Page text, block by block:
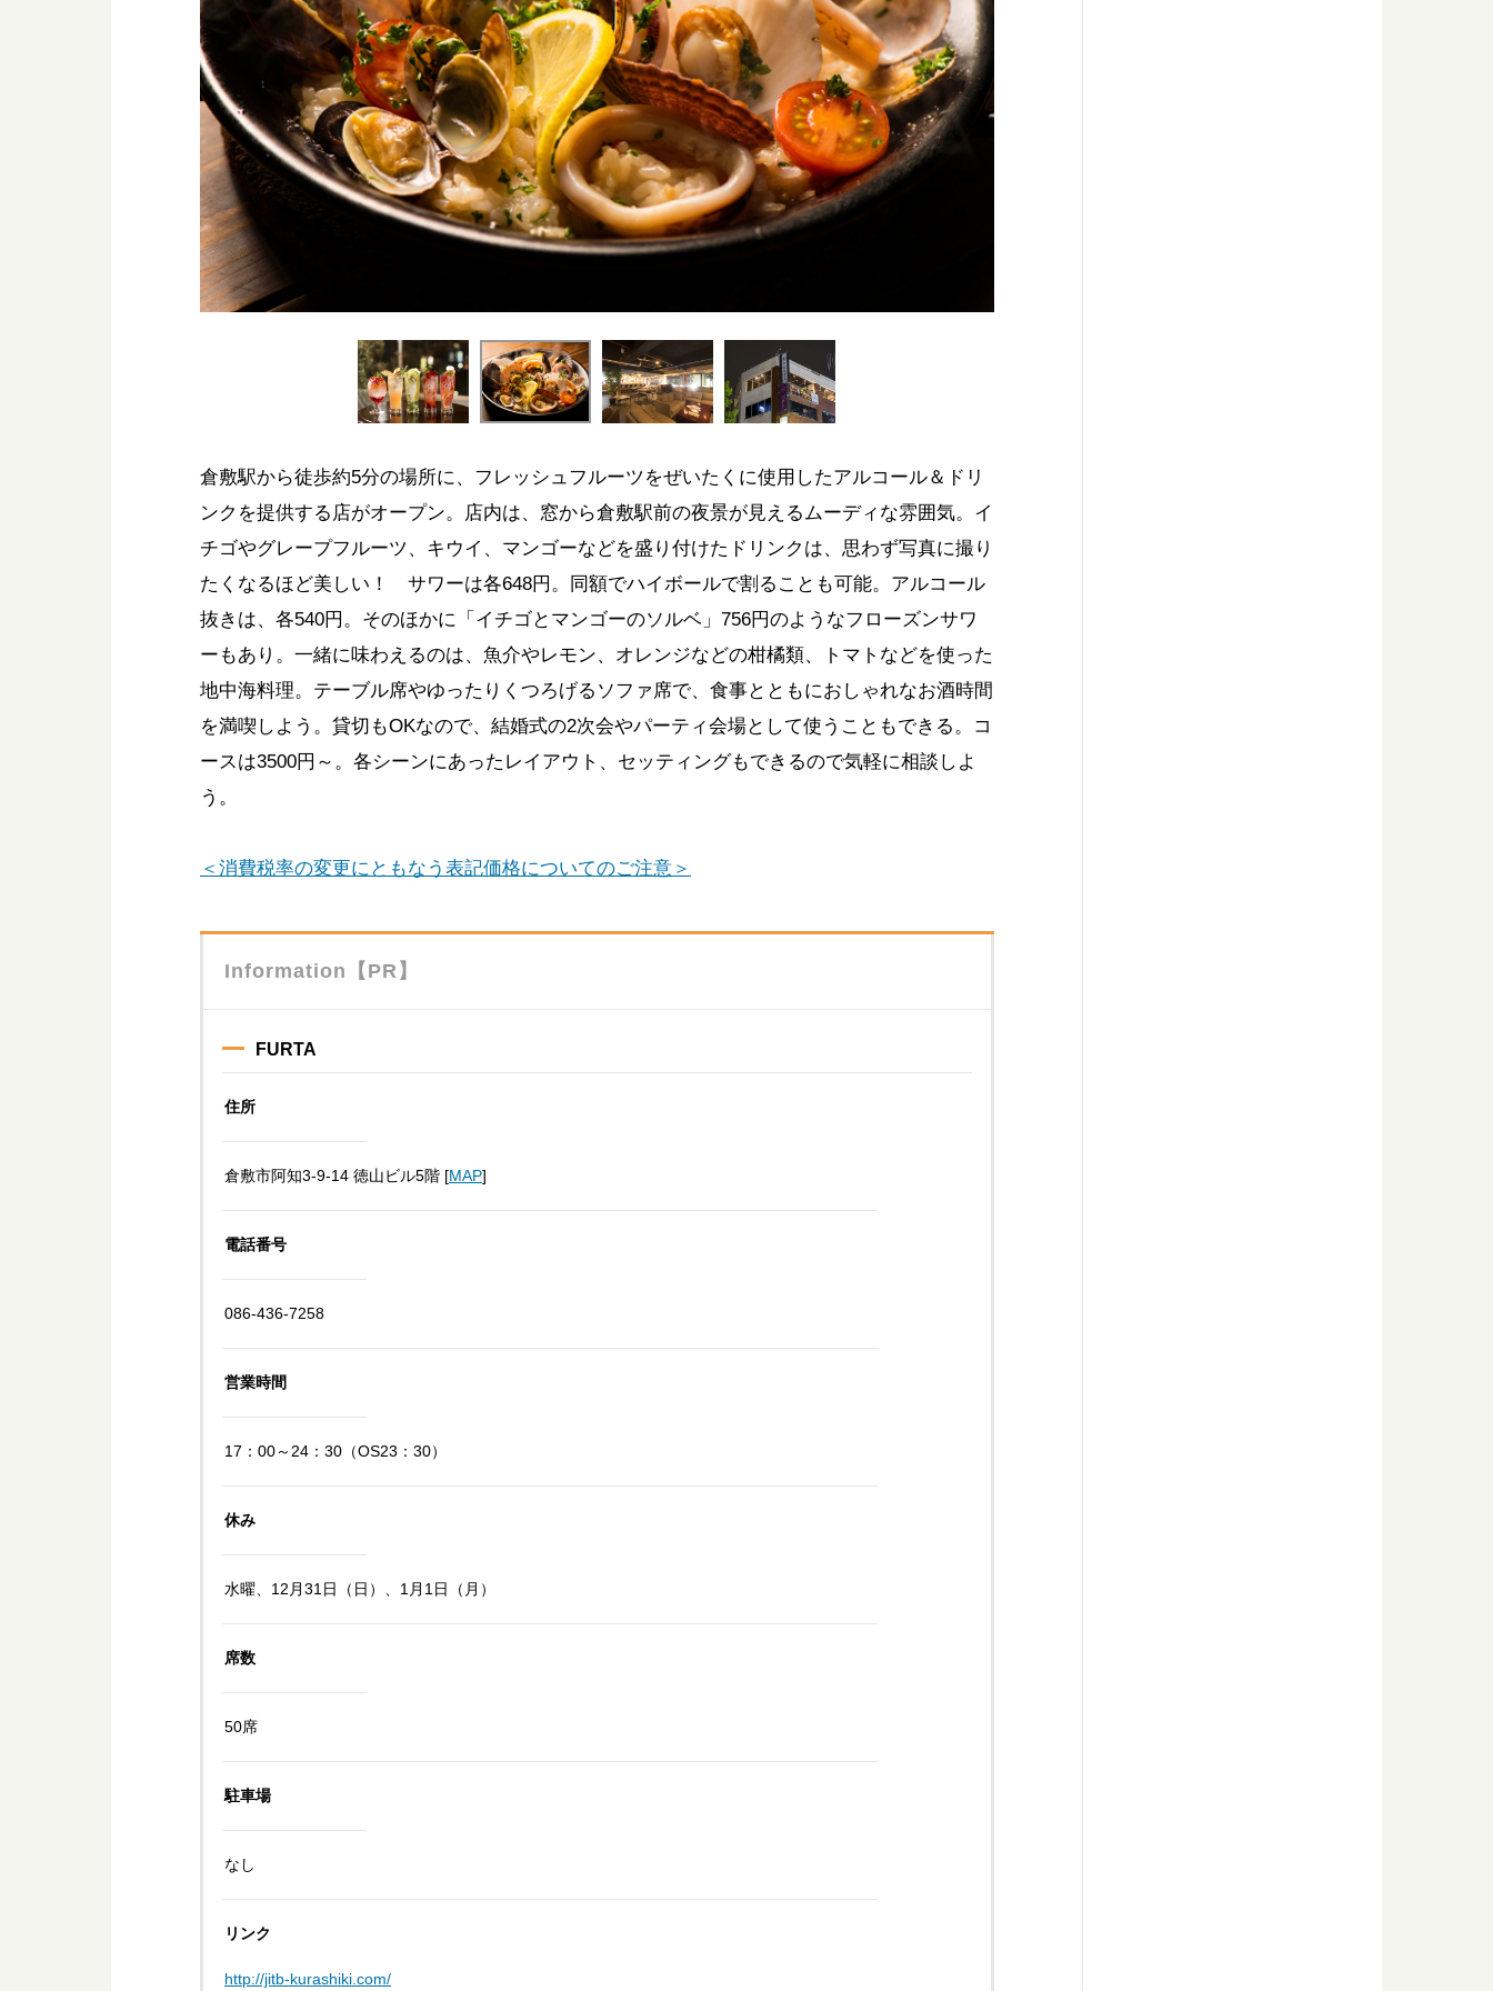
倉敷駅から徒歩約5分の場所に、フレッシュフルーツをぜいたくに使用したアルコール＆ドリ
ンクを提供する店がオープン。店内は、窓から倉敷駅前の夜景が見えるムーディな雰囲気。イ
チゴやグレープフルーツ、キウイ、マンゴーなどを盛り付けたドリンクは、思わず写真に撮り
たくなるほど美しい！ サワーは各648円。同額でハイボールで割ることも可能。アルコール
抜きは、各540円。そのほかに「イチゴとマンゴーのソルベ」756円のようなフローズンサワ
ーもあり。一緒に味わえるのは、魚介やレモン、オレンジなどの柑橘類、トマトなどを使った
地中海料理。テーブル席やゆったりくつろげるソファ席で、食事とともにおしゃれなお酒時間
を満喫しよう。貸切もOKなので、結婚式の2次会やパーティ会場として使うこともできる。コ
ースは3500円～。各シーンにあったレイアウト、セッティングもできるので気軽に相談しよ
う。
＜消費税率の変更にともなう表記価格についてのご注意＞
Information【PR】
FURTA
住所
倉敷市阿知3-9-14 徳山ビル5階 [MAP]
電話番号
086-436-7258
営業時間
17：00～24：30（OS23：30）
休み
水曜、12月31日（日）、1月1日（月）
席数
50席
駐車場
なし
リンク
http://jitb-kurashiki.com/